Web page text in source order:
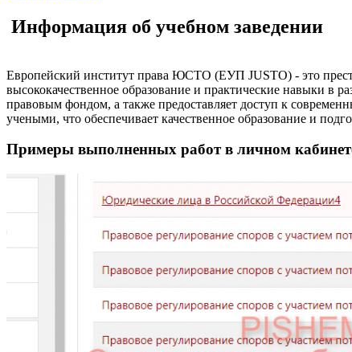
Информация об учебном заведении
Европейский институт права ЮСТО (ЕУП JUSTO) - это
высококачественное образование и практические навыки в
правовым фондом, а также предоставляет доступ к
учеными, что обеспечивает качественное образование и
Примеры выполненных работ в личном